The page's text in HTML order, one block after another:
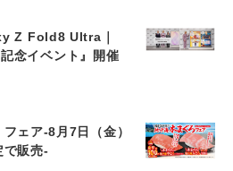
Z Fold8 Ultra｜
念イベント』開催
フェア-8月7日（金）
で販売-